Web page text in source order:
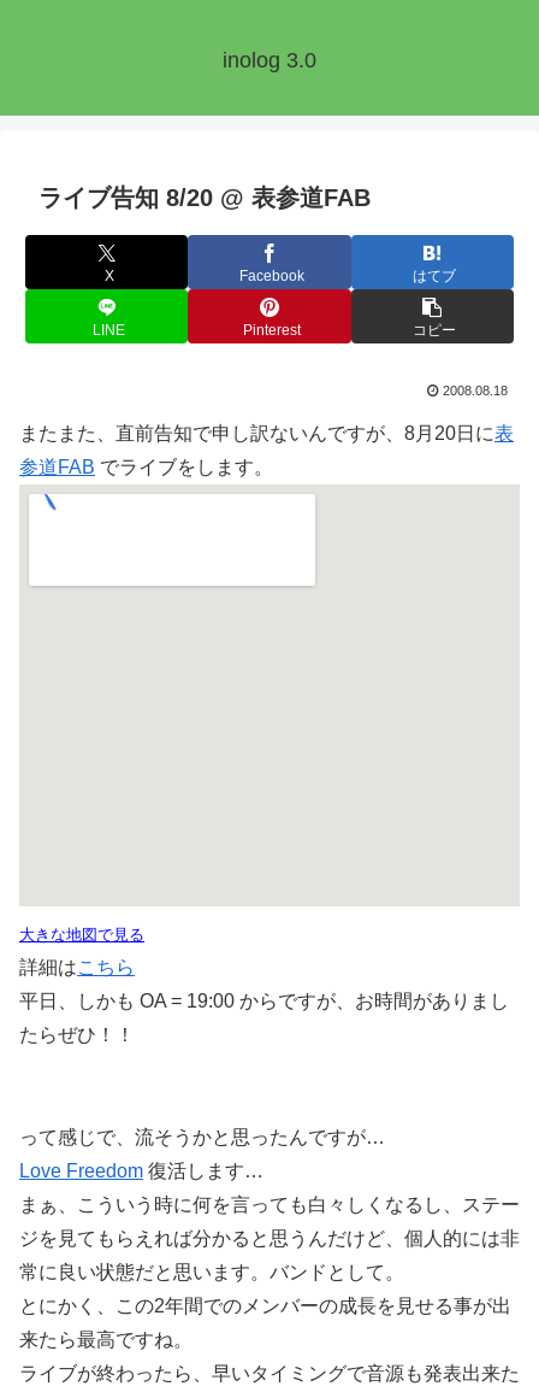
inolog 3.0
ライブ告知 8/20 @ 表参道FAB
X Facebook はてブ
LINE Pinterest コピー
2008.08.18
またまた、直前告知で申し訳ないんですが、8月20日に表
参道FAB でライブをします。
大きな地図で見る
詳細はこちら
平日、しかも OA = 19:00 からですが、お時間がありまし
たらぜひ！！
って感じで、流そうかと思ったんですが…
Love Freedom 復活します…
まぁ、こういう時に何を言っても白々しくなるし、ステー
ジを見てもらえれば分かると思うんだけど、個人的には非
常に良い状態だと思います。バンドとして。
とにかく、この2年間でのメンバーの成長を見せる事が出
来たら最高ですね。
ライブが終わったら、早いタイミングで音源も発表出来た